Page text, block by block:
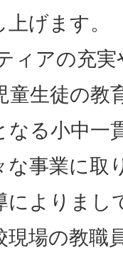
げます。
ィアの充
童生徒の教
なる小中一
な事業に取
によりまし
現場の教職